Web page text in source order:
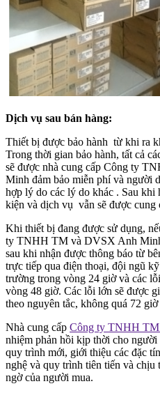
Dịch vụ sau bán hàng:
Thiết bị được bảo hành từ khi ra
Trong thời gian bảo hành, tất cả
sẽ được nhà cung cấp Công ty
Minh đảm bảo miễn phí và người
hợp lý do các lý do khác . Sau khi
kiện và dịch vụ vẫn sẽ được
Khi thiết bị đang được sử dụng,
ty TNHH TM và DVSX Anh
sau khi nhận được thông báo từ
trực tiếp qua điện thoại, đội ngũ
trường trong vòng 24 giờ và các
vòng 48 giờ. Các lỗi lớn sẽ được
theo nguyên tắc, không quá 72
Nhà cung cấp Công ty TNHH
nhiệm phản hồi kịp thời cho
quy trình mới, giới thiệu các đặc
nghệ và quy trình tiên tiến và
ngờ của người mua.